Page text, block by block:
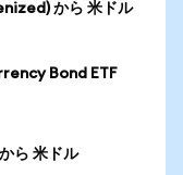
から 米ドル
Bond ETF
ら 米ドル